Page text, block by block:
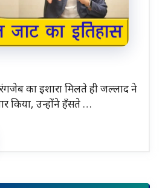
का इशारा मिलते ही जल्लाद ने
किया, उन्होंने हँसते …